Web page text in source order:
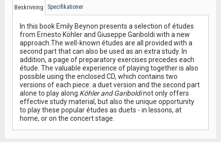
Beskrivning Specifikationer
In this book Emily Beynon presents a selection of études
from Ernesto Köhler and Giuseppe Gariboldi with a new
approach.The well-known études are all provided with a
second part that can also be used as an extra study. In
addition, a page of preparatory exercises precedes each
étude. The valuable experience of playing together is also
possible using the enclosed CD, which contains two
versions of each piece: a duet version and the second part
alone to play along. Köhler and Gariboldinot only offers
effective study material, but also the unique opportunity
to play these popular études as duets - in lessons, at
home, or on the concert stage.